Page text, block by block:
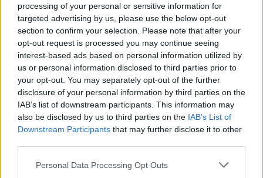
processing of your personal or sensitive information for
targeted advertising by us, please use the below opt-out
section to confirm your selection. Please note that after your
opt-out request is processed you may continue seeing
interest-based ads based on personal information utilized by
us or personal information disclosed to third parties prior to
your opt-out. You may separately opt-out of the further
disclosure of your personal information by third parties on the
IAB’s list of downstream participants. This information may
also be disclosed by us to third parties on the IAB’s List of
Downstream Participants that may further disclose it to other
Please note that this website/app uses one or more Google
Personal Data Processing Opt Outs
ΕΛΛΆΔΑ
Η ΠΟΓΕΔΥ απαντάει στις επικρίσεις για το Antinero –
«Η πρόληψη δεν καταργεί τον κίνδυνο πυρκαγιάς»
ΑΝΑΡΤΗΘΗΚΕ ΑΠΟΕΛΕΑΝΑ ΖΑΜΠΑΡΑ 10 ΑΥΓΟΎΣΤΟΥ 2026